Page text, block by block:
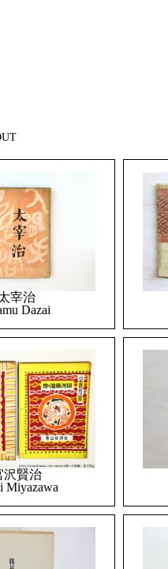
宰治
Dazai
沢賢治
Miyazawa